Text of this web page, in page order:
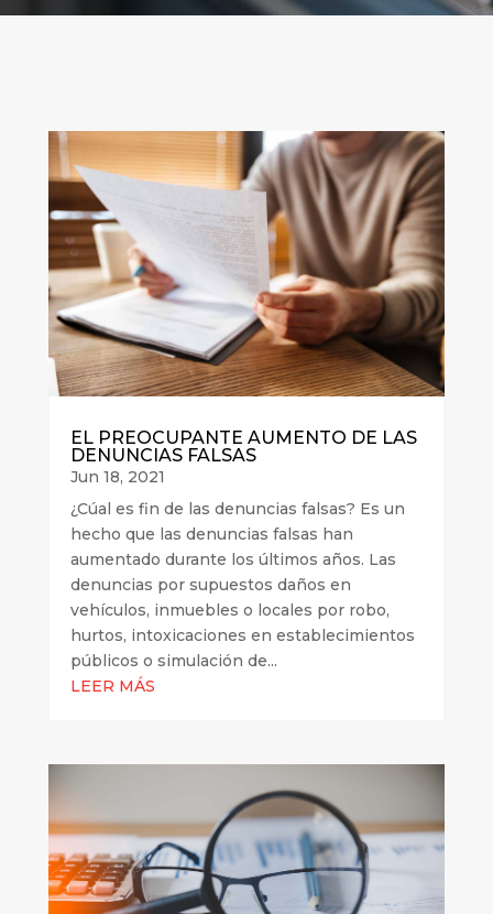
EL PREOCUPANTE AUMENTO DE LAS
DENUNCIAS FALSAS
Jun 18, 2021
¿Cúal es fin de las denuncias falsas? Es un
hecho que las denuncias falsas han
aumentado durante los últimos años. Las
denuncias por supuestos daños en
vehículos, inmuebles o locales por robo,
hurtos, intoxicaciones en establecimientos
públicos o simulación de...
LEER MÁS